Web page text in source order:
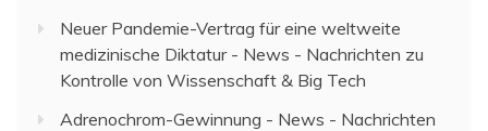
Neuer Pandemie-Vertrag für eine weltweite
medizinische Diktatur - News - Nachrichten zu
Kontrolle von Wissenschaft & Big Tech
Adrenochrom-Gewinnung - News - Nachrichten